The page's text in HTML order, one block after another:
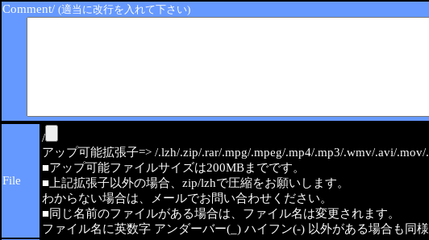
Comment/ (適当に改行を入れて下さい)
File
/
アップ可能拡張子=> /.lzh/.zip/.rar/.mpg/.mpeg/.mp4/.mp3/.wmv/.avi/.mov/
■アップ可能ファイルサイズは200MBまでです。
■上記拡張子以外の場合、zip/lzhで圧縮をお願いします。
わからない場合は、メールでお問い合わせください。
■同じ名前のファイルがある場合は、ファイル名は変更されます。
ファイル名に英数字 アンダーバー(_) ハイフン(-) 以外がある場合も同